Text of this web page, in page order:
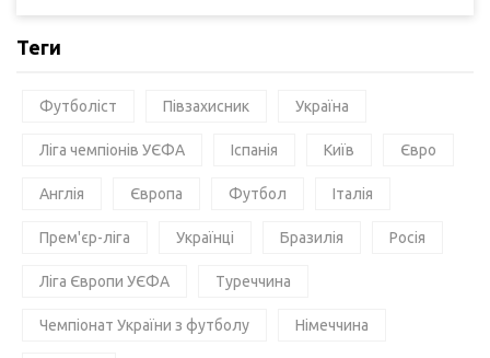
Теги
Футболіст Півзахисник Україна
Ліга чемпіонів УЄФА Іспанія Київ Євро
Англія Європа Футбол Італія
Прем'єр-ліга Українці Бразилія Росія
Ліга Європи УЄФА Туреччина
Чемпіонат України з футболу Німеччина